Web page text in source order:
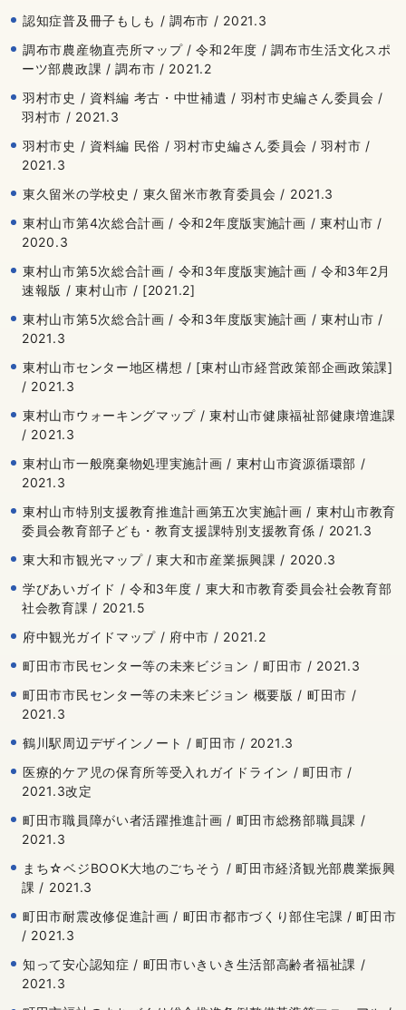
認知症普及冊子もしも / 調布市 / 2021.3
調布市農産物直売所マップ / 令和2年度 / 調布市生活文化スポ
ーツ部農政課 / 調布市 / 2021.2
羽村市史 / 資料編 考古・中世補遺 / 羽村市史編さん委員会 /
羽村市 / 2021.3
羽村市史 / 資料編 民俗 / 羽村市史編さん委員会 / 羽村市 /
2021.3
東久留米の学校史 / 東久留米市教育委員会 / 2021.3
東村山市第4次総合計画 / 令和2年度版実施計画 / 東村山市 /
2020.3
東村山市第5次総合計画 / 令和3年度版実施計画 / 令和3年2月
速報版 / 東村山市 / [2021.2]
東村山市第5次総合計画 / 令和3年度版実施計画 / 東村山市 /
2021.3
東村山市センター地区構想 / [東村山市経営政策部企画政策課]
/ 2021.3
東村山市ウォーキングマップ / 東村山市健康福祉部健康増進課
/ 2021.3
東村山市一般廃棄物処理実施計画 / 東村山市資源循環部 /
2021.3
東村山市特別支援教育推進計画第五次実施計画 / 東村山市教育
委員会教育部子ども・教育支援課特別支援教育係 / 2021.3
東大和市観光マップ / 東大和市産業振興課 / 2020.3
学びあいガイド / 令和3年度 / 東大和市教育委員会社会教育部
社会教育課 / 2021.5
府中観光ガイドマップ / 府中市 / 2021.2
町田市市民センター等の未来ビジョン / 町田市 / 2021.3
町田市市民センター等の未来ビジョン 概要版 / 町田市 /
2021.3
鶴川駅周辺デザインノート / 町田市 / 2021.3
医療的ケア児の保育所等受入れガイドライン / 町田市 /
2021.3改定
町田市職員障がい者活躍推進計画 / 町田市総務部職員課 /
2021.3
まち☆ベジBOOK大地のごちそう / 町田市経済観光部農業振興
課 / 2021.3
町田市耐震改修促進計画 / 町田市都市づくり部住宅課 / 町田市
/ 2021.3
知って安心認知症 / 町田市いきいき生活部高齢者福祉課 /
2021.3